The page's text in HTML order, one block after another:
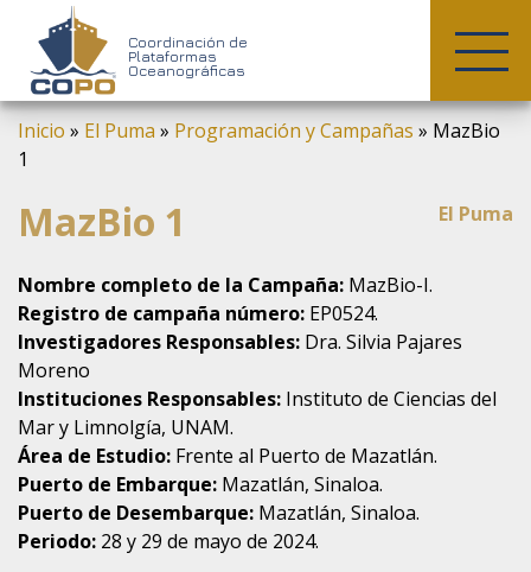
Skip
content
Coordinación de
Plataformas
Oceanográficas
Inicio » El Puma » Programación y Campañas » MazBio
1
MazBio 1 El Puma
Nombre completo de la Campaña: MazBio-I.
Registro de campaña número: EP0524.
Investigadores Responsables: Dra. Silvia Pajares
Moreno
Instituciones Responsables: Instituto de Ciencias del
Mar y Limnolgía, UNAM.
Área de Estudio: Frente al Puerto de Mazatlán.
Puerto de Embarque: Mazatlán, Sinaloa.
Puerto de Desembarque: Mazatlán, Sinaloa.
Periodo: 28 y 29 de mayo de 2024.